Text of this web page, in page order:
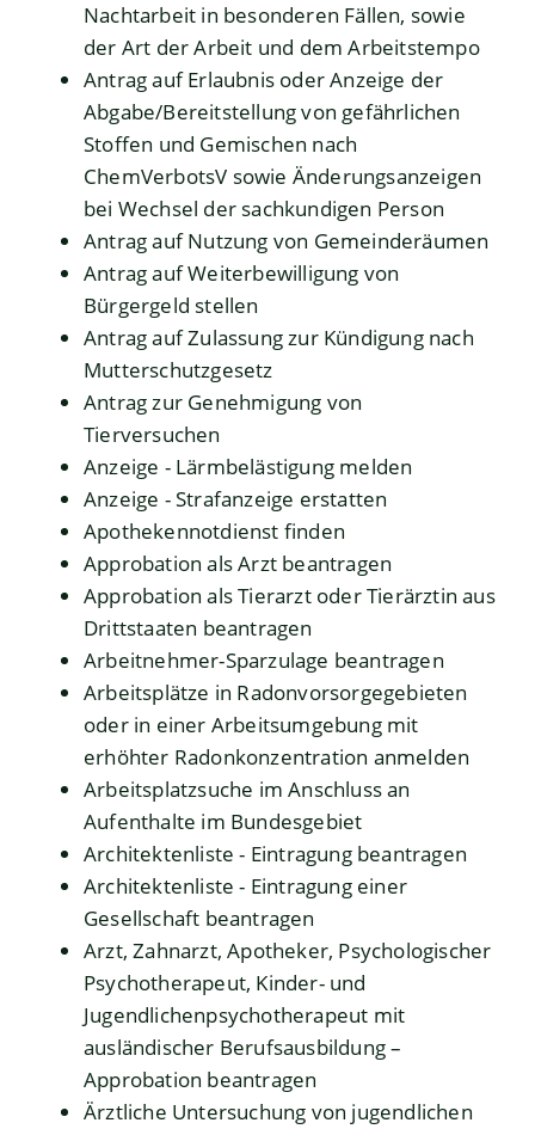
Nachtarbeit in besonderen Fällen, sowie
der Art der Arbeit und dem Arbeitstempo
Antrag auf Erlaubnis oder Anzeige der
Abgabe/Bereitstellung von gefährlichen
Stoffen und Gemischen nach
ChemVerbotsV sowie Änderungsanzeigen
bei Wechsel der sachkundigen Person
Antrag auf Nutzung von Gemeinderäumen
Antrag auf Weiterbewilligung von
Bürgergeld stellen
Antrag auf Zulassung zur Kündigung nach
Mutterschutzgesetz
Antrag zur Genehmigung von
Tierversuchen
Anzeige - Lärmbelästigung melden
Anzeige - Strafanzeige erstatten
Apothekennotdienst finden
Approbation als Arzt beantragen
Approbation als Tierarzt oder Tierärztin aus
Drittstaaten beantragen
Arbeitnehmer-Sparzulage beantragen
Arbeitsplätze in Radonvorsorgegebieten
oder in einer Arbeitsumgebung mit
erhöhter Radonkonzentration anmelden
Arbeitsplatzsuche im Anschluss an
Aufenthalte im Bundesgebiet
Architektenliste - Eintragung beantragen
Architektenliste - Eintragung einer
Gesellschaft beantragen
Arzt, Zahnarzt, Apotheker, Psychologischer
Psychotherapeut, Kinder- und
Jugendlichenpsychotherapeut mit
ausländischer Berufsausbildung –
Approbation beantragen
Ärztliche Untersuchung von jugendlichen